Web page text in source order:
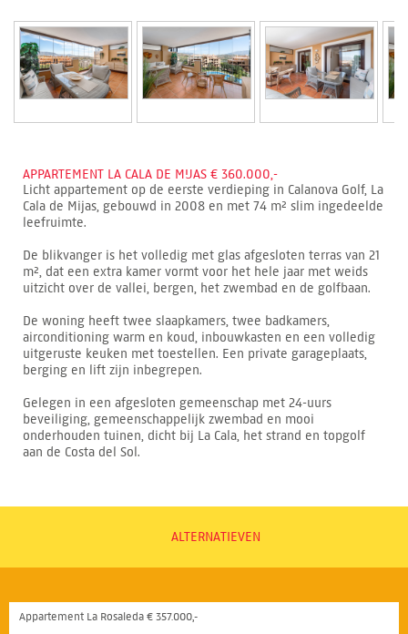
APPARTEMENT LA CALA DE MIJAS € 360.000,-
Licht appartement op de eerste verdieping in Calanova Golf, La
Cala de Mijas, gebouwd in 2008 en met 74 m² slim ingedeelde
leefruimte.
De blikvanger is het volledig met glas afgesloten terras van 21
m², dat een extra kamer vormt voor het hele jaar met weids
uitzicht over de vallei, bergen, het zwembad en de golfbaan.
De woning heeft twee slaapkamers, twee badkamers,
airconditioning warm en koud, inbouwkasten en een volledig
uitgeruste keuken met toestellen. Een private garageplaats,
berging en lift zijn inbegrepen.
Gelegen in een afgesloten gemeenschap met 24-uurs
beveiliging, gemeenschappelijk zwembad en mooi
onderhouden tuinen, dicht bij La Cala, het strand en topgolf
aan de Costa del Sol.
ALTERNATIEVEN
Appartement La Rosaleda € 357.000,-